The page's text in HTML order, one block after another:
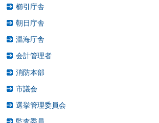
櫛引庁舎
朝日庁舎
温海庁舎
会計管理者
消防本部
市議会
選挙管理委員会